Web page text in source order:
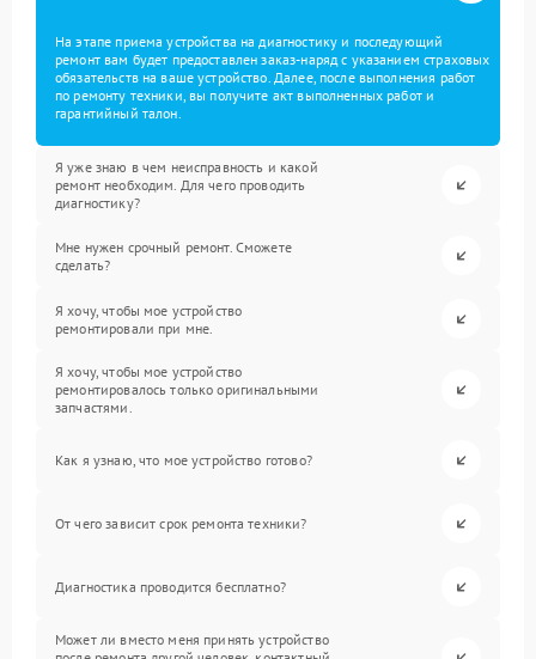
На этапе приема устройства на диагностику и последующий
ремонт вам будет предоставлен заказ-наряд с указанием страховых
обязательств на ваше устройство. Далее, после выполнения работ
по ремонту техники, вы получите акт выполненных работ и
гарантийный талон.
Я уже знаю в чем неисправность и какой
ремонт необходим. Для чего проводить
диагностику?
Мне нужен срочный ремонт. Сможете
сделать?
Я хочу, чтобы мое устройство
ремонтировали при мне.
Я хочу, чтобы мое устройство
ремонтировалось только оригинальными
запчастями.
Как я узнаю, что мое устройство готово?
От чего зависит срок ремонта техники?
Диагностика проводится бесплатно?
Может ли вместо меня принять устройство